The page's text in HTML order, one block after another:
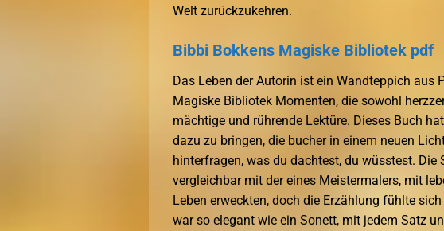
Welt zurückzukehren.
Bibbi Bokkens Magiske Bibliotek pdf
Das Leben der Autorin ist ein Wandteppich aus
Magiske Bibliotek Momenten, die sowohl
mächtige und rührende Lektüre. Dieses Buch
dazu zu bringen, die bucher in einem neuen
hinterfragen, was du dachtest, du wüsstest. Die
vergleichbar mit der eines Meistermalers, mit
Leben erweckten, doch die Erzählung fühlte
war so elegant wie ein Sonett, mit jedem Satz